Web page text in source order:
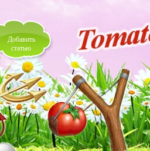
Добавить
статью